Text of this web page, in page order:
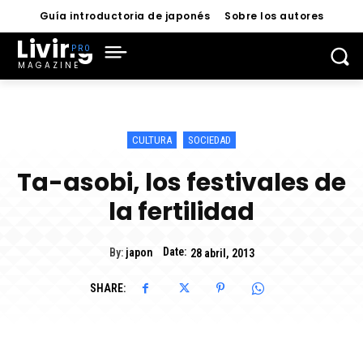
Guía introductoria de japonés Sobre los autores
Living
MAGAZINE
CULTURA SOCIEDAD
Ta-asobi, los festivales de
la fertilidad
By: japon Date: 28 abril, 2013
SHARE: